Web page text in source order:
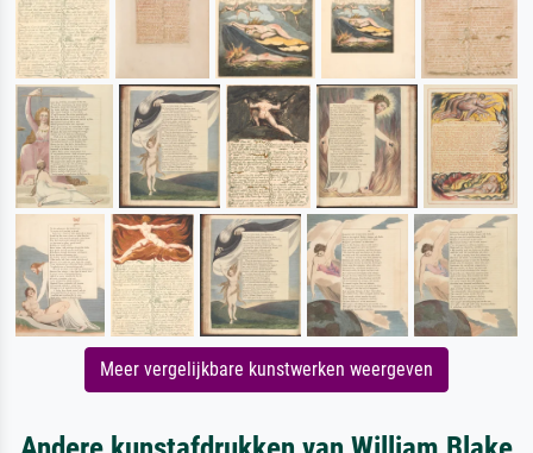
Meer vergelijkbare kunstwerken weergeven